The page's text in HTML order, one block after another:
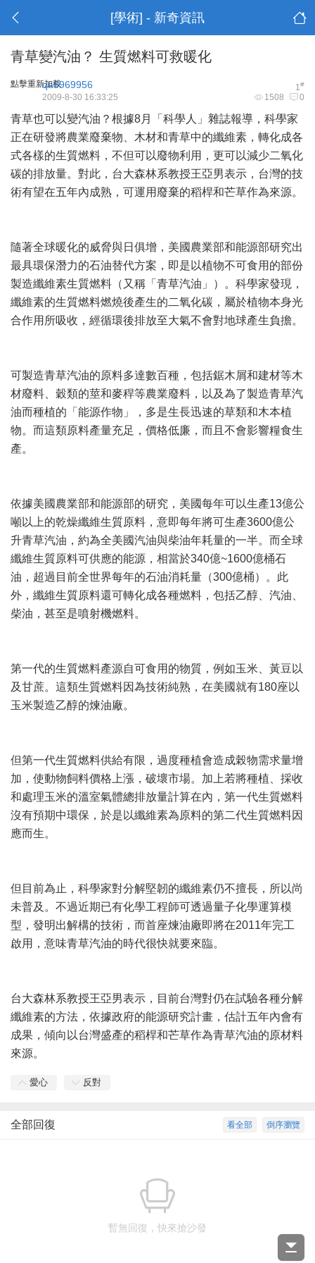
[學術] - 新奇資訊
青草變汽油？ 生質燃料可救暖化
點擊重新加載 1#
qa5969956
1508 0
2009-8-30 16:33:25
青草也可以變汽油？根據8月「科學人」雜誌報導，科學家
正在研發將農業廢棄物、木材和青草中的纖維素，轉化成各
式各樣的生質燃料，不但可以廢物利用，更可以減少二氧化
碳的排放量。對此，台大森林系教授王亞男表示，台灣的技
術有望在五年內成熟，可運用廢棄的稻桿和芒草作為來源。
隨著全球暖化的威脅與日俱增，美國農業部和能源部研究出
最具環保潛力的石油替代方案，即是以植物不可食用的部份
製造纖維素生質燃料（又稱「青草汽油」）。科學家發現，
纖維素的生質燃料燃燒後產生的二氧化碳，屬於植物本身光
合作用所吸收，經循環後排放至大氣不會對地球產生負擔。
可製造青草汽油的原料多達數百種，包括鋸木屑和建材等木
材廢料、穀類的莖和麥稈等農業廢料，以及為了製造青草汽
油而種植的「能源作物」，多是生長迅速的草類和木本植
物。而這類原料產量充足，價格低廉，而且不會影響糧食生
產。
依據美國農業部和能源部的研究，美國每年可以生產13億公
噸以上的乾燥纖維生質原料，意即每年將可生產3600億公
升青草汽油，約為全美國汽油與柴油年耗量的一半。而全球
纖維生質原料可供應的能源，相當於340億~1600億桶石
油，超過目前全世界每年的石油消耗量（300億桶）。此
外，纖維生質原料還可轉化成各種燃料，包括乙醇、汽油、
柴油，甚至是噴射機燃料。
第一代的生質燃料產源自可食用的物質，例如玉米、黃豆以
及甘蔗。這類生質燃料因為技術純熟，在美國就有180座以
玉米製造乙醇的煉油廠。
但第一代生質燃料供給有限，過度種植會造成榖物需求量增
加，使動物飼料價格上漲，破壞市場。加上若將種植、採收
和處理玉米的溫室氣體總排放量計算在內，第一代生質燃料
沒有預期中環保，於是以纖維素為原料的第二代生質燃料因
應而生。
但目前為止，科學家對分解堅韌的纖維素仍不擅長，所以尚
未普及。不過近期已有化學工程師可透過量子化學運算模
型，發明出解構的技術，而首座煉油廠即將在2011年完工
啟用，意味青草汽油的時代很快就要來臨。
台大森林系教授王亞男表示，目前台灣對仍在試驗各種分解
纖維素的方法，依據政府的能源研究計畫，估計五年內會有
成果，傾向以台灣盛產的稻桿和芒草作為青草汽油的原材料
來源。
愛心 反對
倒序瀏覽
看全部
全部回復
暫無回復，快來搶沙發